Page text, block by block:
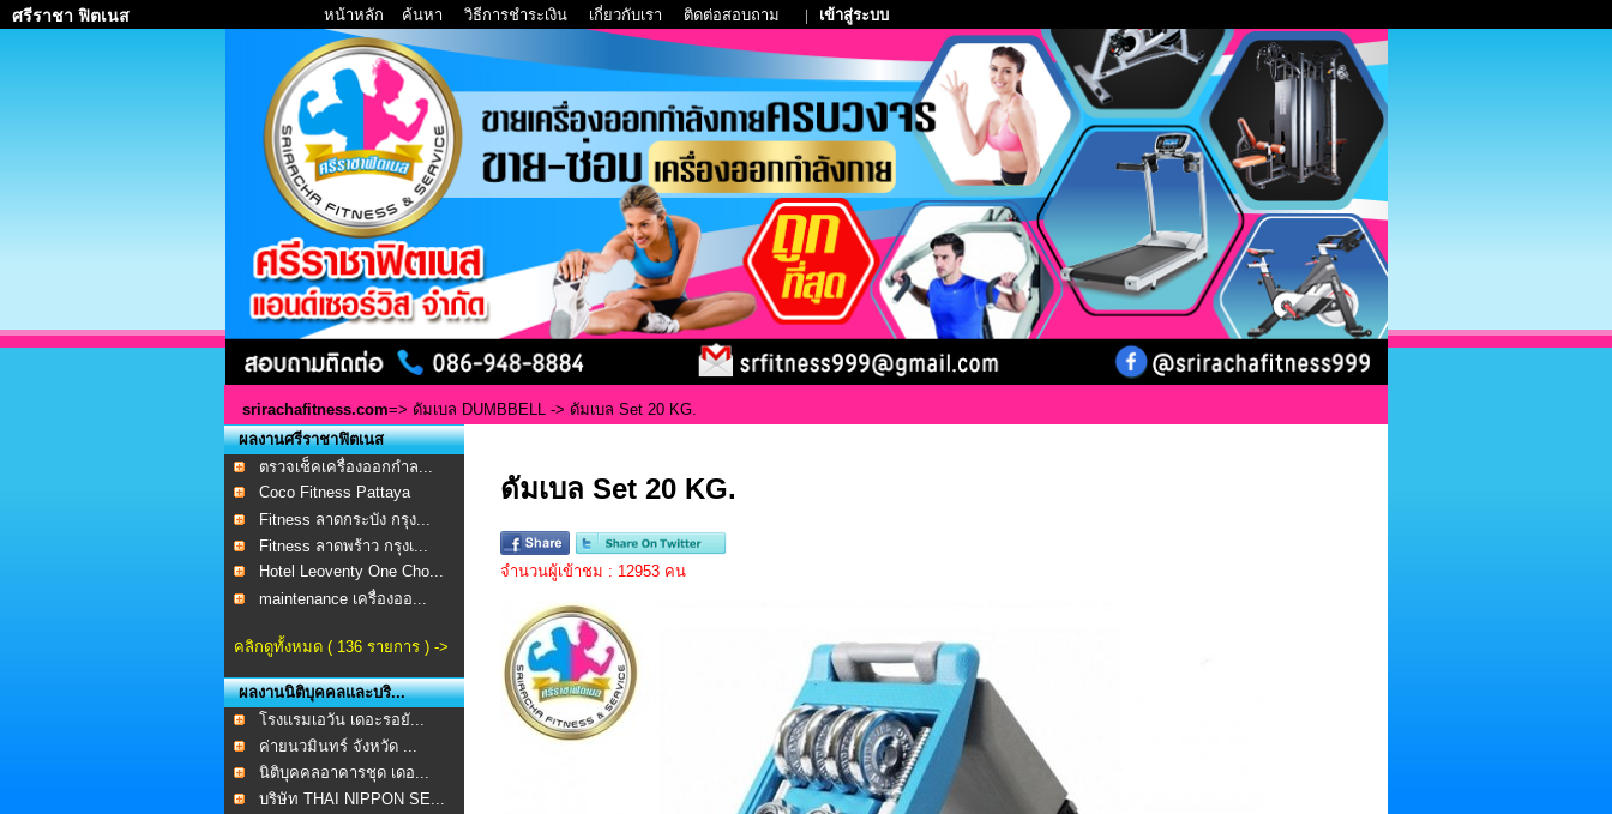
ศรีราชา ฟิตเนส หน้าหลัก ค้นหา วิธีการชำระเงิน เกี่ยวกับเรา ติดต่อสอบถาม | เข้าสู่ระบบ
srirachafitness.com=> ดัมเบล DUMBBELL -> ดัมเบล Set 20 KG.
ผลงานศรีราชาฟิตเนส
ตรวจเช็คเครื่องออกกำล...
Coco Fitness Pattaya
Fitness ลาดกระบัง กรุง...
Fitness ลาดพร้าว กรุงเ...
Hotel Leoventy One Cho...
maintenance เครื่องออ...
คลิกดูทั้งหมด ( 136 รายการ ) ->
ผลงานนิติบุคคลและบริ...
โรงแรมเอวัน เดอะรอยั...
ค่ายนวมินทร์ จังหวัด ...
นิติบุคคลอาคารชุด เดอ...
บริษัท THAI NIPPON SE...
ดัมเบล Set 20 KG.
จำนวนผู้เข้าชม : 12953 คน